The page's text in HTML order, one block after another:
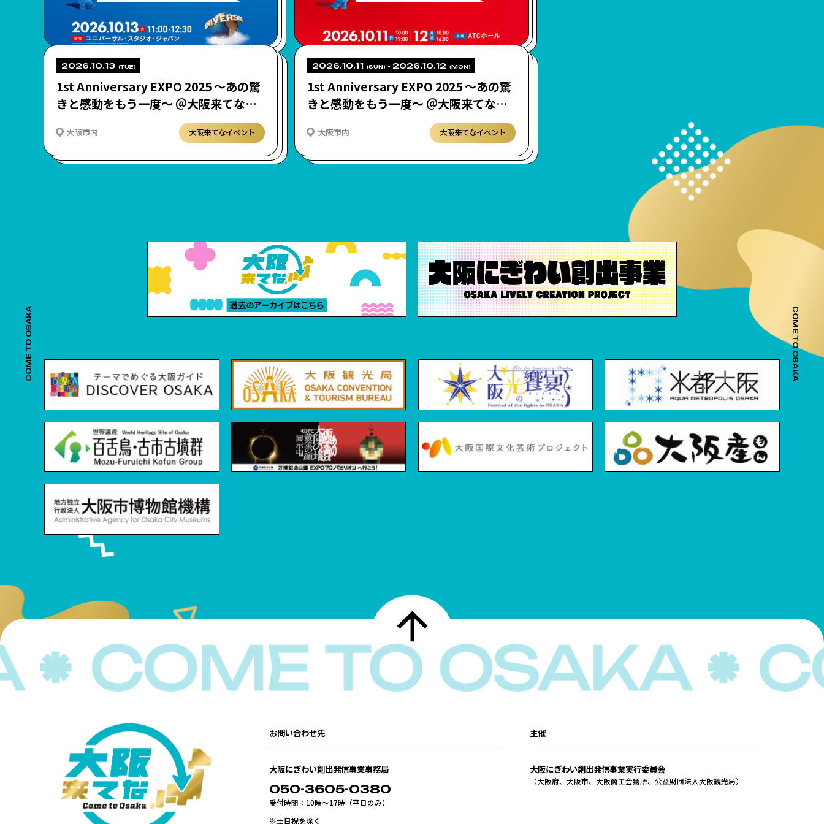
COME TO OSAKA COME TO OSAKA
2026.10.13 (TUE)
1st Anniversary EXPO 2025 ～あの驚
きと感動をもう一度～ ＠大阪来てな！
大阪市内 大阪来てなイベント
2026.10.11 (SUN)- 2026.10.12 (MON)
1st Anniversary EXPO 2025 ～あの驚
きと感動をもう一度～ ＠大阪来てな！
“EXPO Reborn!”～未来・食・文化を
再体験～
大阪市内 大阪来てなイベント
お問い合わせ先
大阪にぎわい創出発信事業事務局
050-3605-0380
受付時間：10時〜17時（平日のみ）
※土日祝を除く
主催
大阪にぎわい創出発信事業実行委員会
（大阪府、大阪市、大阪商工会議所、公益財団法人大阪観光局）